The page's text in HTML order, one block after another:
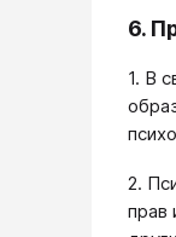
6.
1. В
2.
прав